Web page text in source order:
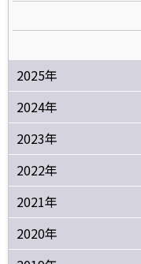
2025年
2024年
2023年
2022年
2021年
2020年